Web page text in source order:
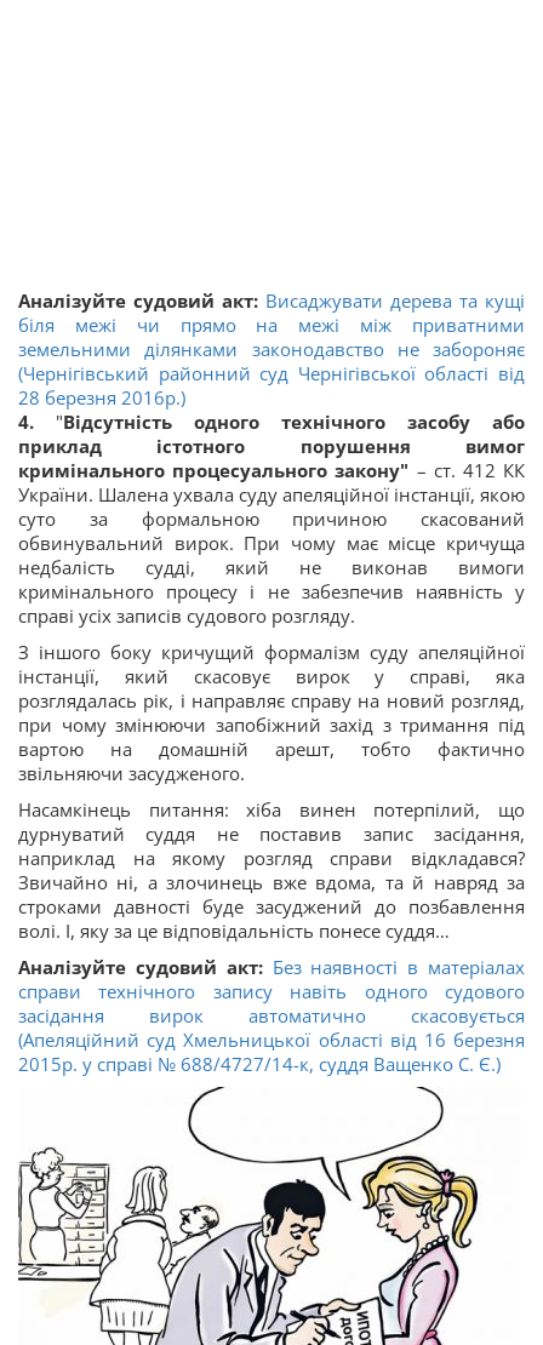
Аналізуйте судовий акт: Висаджувати дерева та кущі
біля межі чи прямо на межі між приватними
земельними ділянками законодавство не забороняє
(Чернігівський районний суд Чернігівської області від
28 березня 2016р.)
4. "Відсутність одного технічного засобу або
приклад істотного порушення вимог
кримінального процесуального закону" – ст. 412 КК
України. Шалена ухвала суду апеляційної інстанції, якою
суто за формальною причиною скасований
обвинувальний вирок. При чому має місце кричуща
недбалість судді, який не виконав вимоги
кримінального процесу і не забезпечив наявність у
справі усіх записів судового розгляду.
З іншого боку кричущий формалізм суду апеляційної
інстанції, який скасовує вирок у справі, яка
розглядалась рік, і направляє справу на новий розгляд,
при чому змінюючи запобіжний захід з тримання під
вартою на домашній арешт, тобто фактично
звільняючи засудженого.
Насамкінець питання: хіба винен потерпілий, що
дурнуватий суддя не поставив запис засідання,
наприклад на якому розгляд справи відкладався?
Звичайно ні, а злочинець вже вдома, та й навряд за
строками давності буде засуджений до позбавлення
волі. І, яку за це відповідальність понесе суддя…
Аналізуйте судовий акт: Без наявності в матеріалах
справи технічного запису навіть одного судового
засідання вирок автоматично скасовується
(Апеляційний суд Хмельницької області від 16 березня
2015р. у справі № 688/4727/14-к, суддя Ващенко С. Є.)